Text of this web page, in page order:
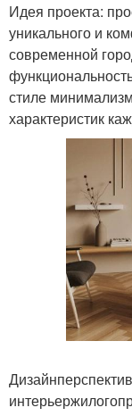
Идея проекта:
уникального и
современной
стиле
характеристик